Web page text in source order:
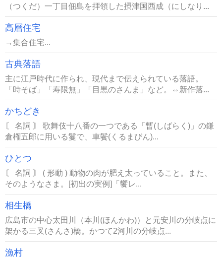
（つくだ）一丁目佃島を拝領した摂津国西成（にしなり...
高層住宅
→集合住宅...
古典落語
主に江戸時代に作られ、現代まで伝えられている落語。
「時そば」「寿限無」「目黒のさんま」など。⇔新作落...
かちどき
〘 名詞 〙 歌舞伎十八番の一つである「暫(しばらく)」の鎌
倉権五郎に用いる鬘で、車鬢(くるまびん)...
ひとつ
〘 名詞 〙 ( 形動 ) 動物の肉が肥え太っていること。また、
そのようなさま。[初出の実例]「饗レ...
相生橋
広島市の中心太田川（本川(ほんかわ)）と元安川の分岐点に
架かる三叉(さんさ)橋。かつて2河川の分岐点...
漁村